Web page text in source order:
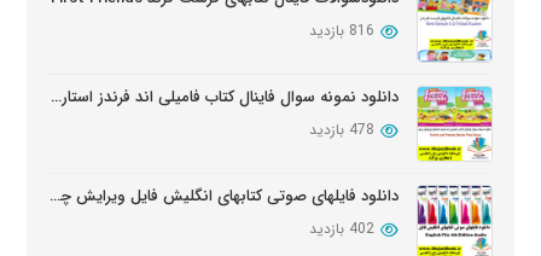
816 بازدید
دانلود نمونه سوال فاینال کتاب فامیلی اند فرندز استارتر ویرایش دوم
478 بازدید
دانلود فایلهای صوتی کتابهای انگلیش فایل ویرایش چهارم English File Edition Audio
402 بازدید